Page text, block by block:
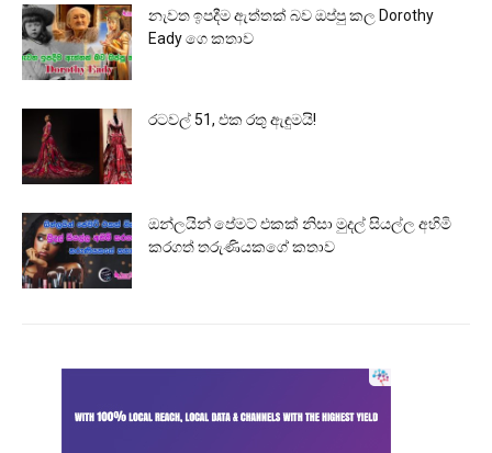
නැවත ඉපදීම ඇත්තක් බව ඔප්පු කල Dorothy
Eady ගෙ කතාව
රටවල් 51, එක රතු ඇඳුමයි!
ඔන්ලයින් පේමට් එකක් නිසා මුදල් සියල්ල අහිමි
කරගත් තරුණියකගේ කතාව